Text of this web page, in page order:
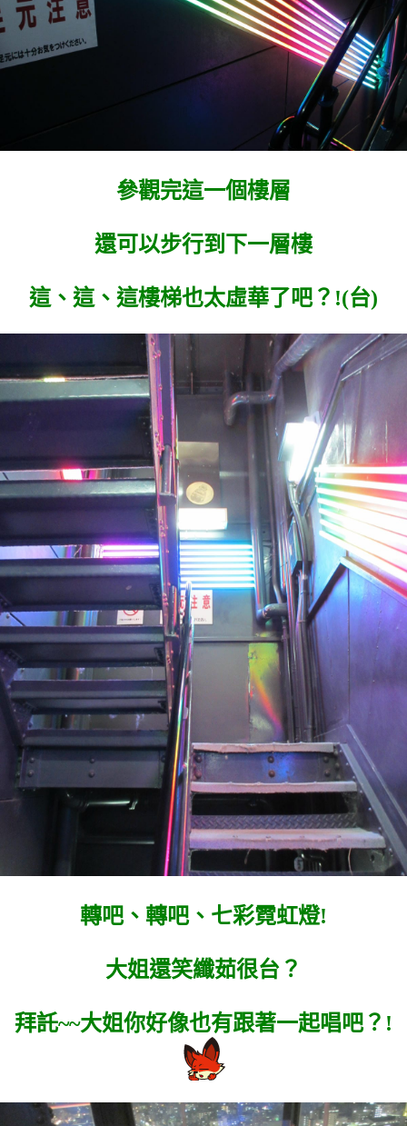
參觀完這一個樓層
還可以步行到下一層樓
這、這、這樓梯也太虛華了吧？!(台)
轉吧、轉吧、七彩霓虹燈!
大姐還笑纖茹很台？
拜託~~大姐你好像也有跟著一起唱吧？!